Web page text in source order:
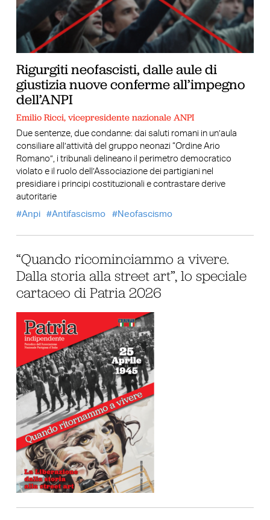
Rigurgiti neofascisti, dalle aule di
giustizia nuove conferme all’impegno
dell’ANPI
Emilio Ricci, vicepresidente nazionale ANPI
Due sentenze, due condanne: dai saluti romani in un’aula
consiliare all’attività del gruppo neonazi “Ordine Ario
Romano”, i tribunali delineano il perimetro democratico
violato e il ruolo dell’Associazione dei partigiani nel
presidiare i principi costituzionali e contrastare derive
autoritarie
Anpi
Antifascismo Neofascismo
“Quando ricominciammo a vivere.
Dalla storia alla street art”, lo speciale
cartaceo di Patria 2026